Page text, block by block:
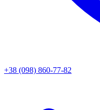
+38 (098) 860-77-82